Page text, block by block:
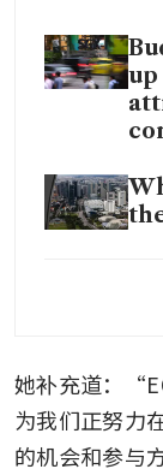
up
她补充道：
为我们正努力
的机会和参与